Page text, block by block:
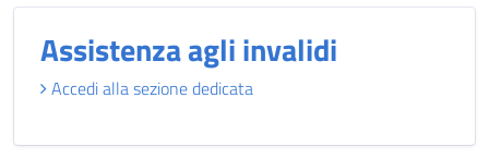
Assistenza agli invalidi
Accedi alla sezione dedicata